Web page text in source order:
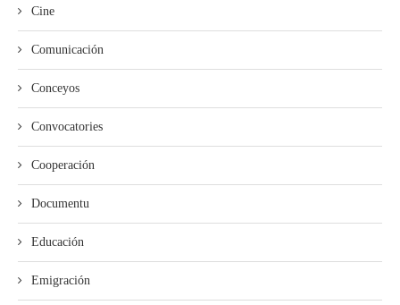
Cine
Comunicación
Conceyos
Convocatories
Cooperación
Documentu
Educación
Emigración